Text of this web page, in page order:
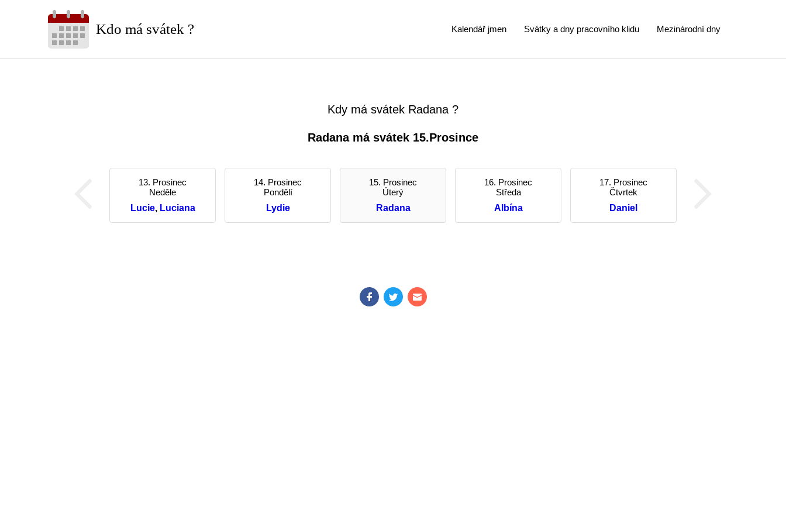
Kdo má svátek ? Mezinárodní dny
Svátky a dny pracovního klidu
Kalendář jmen
Kdy má svátek Radana ?
Radana má svátek 15.Prosince
13. Prosinec
Neděle
Lucie, Luciana
14. Prosinec
Pondělí
Lydie
15. Prosinec
Úterý
Radana
16. Prosinec
Středa
Albína
17. Prosinec
Čtvrtek
Daniel